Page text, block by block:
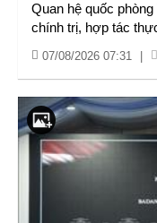
Quan hệ quốc
chính trị, hợp tác
07/08/2026 07:31